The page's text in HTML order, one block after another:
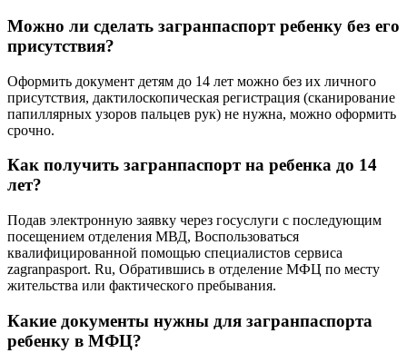
Можно ли сделать загранпаспорт ребенку без его
присутствия?
Оформить документ детям до 14 лет можно без их личного
присутствия, дактилоскопическая регистрация (сканирование
папиллярных узоров пальцев рук) не нужна, можно оформить
срочно.
Как получить загранпаспорт на ребенка до 14
лет?
Подав электронную заявку через госуслуги с последующим
посещением отделения МВД, Воспользоваться
квалифицированной помощью специалистов сервиса
zagranpasport. Ru, Обратившись в отделение МФЦ по месту
жительства или фактического пребывания.
Какие документы нужны для загранпаспорта
ребенку в МФЦ?